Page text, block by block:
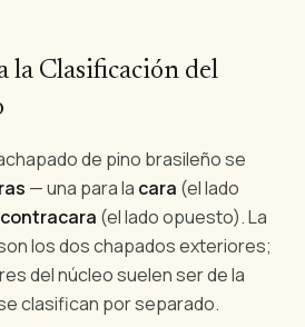
la Clasificación del
de pino brasileño se
— una para la cara (el lado
contracara (el lado opuesto). La
los dos chapados exteriores;
del núcleo suelen ser de la
clasifican por separado.